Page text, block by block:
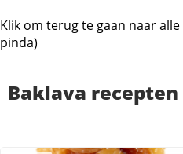
Klik om terug te gaan naar alle
pinda)
Baklava recepten